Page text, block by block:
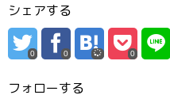
シェアする
0 0 0
フォローする